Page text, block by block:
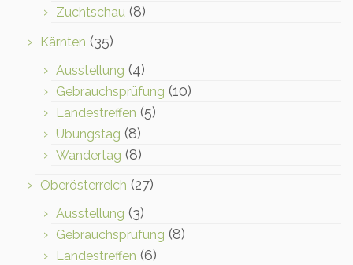
Zuchtschau (8)
Kärnten (35)
Ausstellung (4)
Gebrauchsprüfung (10)
Landestreffen (5)
Übungstag (8)
Wandertag (8)
Oberösterreich (27)
Ausstellung (3)
Gebrauchsprüfung (8)
Landestreffen (6)